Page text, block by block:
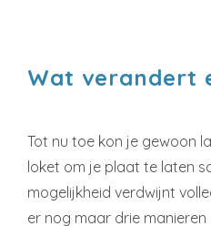
Wat verandert
Tot nu toe kon je gewoon
loket om je plaat te laten
mogelijkheid verdwijnt
er nog maar drie